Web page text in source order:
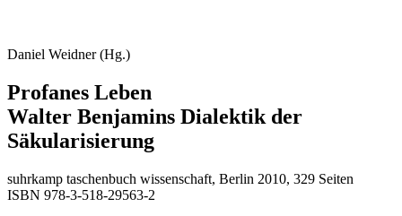
Daniel Weidner (Hg.)
Profanes Leben
Walter Benjamins Dialektik der
Säkularisierung
suhrkamp taschenbuch wissenschaft, Berlin 2010, 329 Seiten
ISBN 978-3-518-29563-2